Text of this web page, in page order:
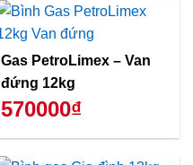
Gas PetroLimex – Van
đứng 12kg
570000₫